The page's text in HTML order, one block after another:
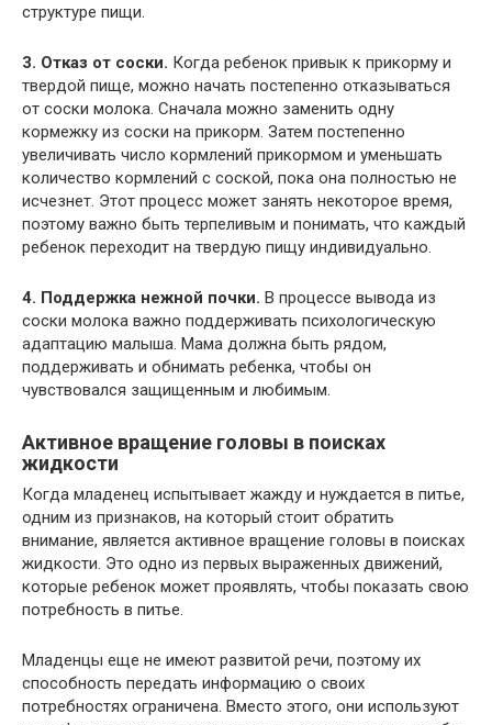
структуре пищи.
3. Отказ от соски. Когда ребенок привык к прикорму и
твердой пище, можно начать постепенно отказываться
от соски молока. Сначала можно заменить одну
кормежку из соски на прикорм. Затем постепенно
увеличивать число кормлений прикормом и уменьшать
количество кормлений с соской, пока она полностью не
исчезнет. Этот процесс может занять некоторое время,
поэтому важно быть терпеливым и понимать, что каждый
ребенок переходит на твердую пищу индивидуально.
4. Поддержка нежной почки. В процессе вывода из
соски молока важно поддерживать психологическую
адаптацию малыша. Мама должна быть рядом,
поддерживать и обнимать ребенка, чтобы он
чувствовался защищенным и любимым.
Активное вращение головы в поисках
жидкости
Когда младенец испытывает жажду и нуждается в питье,
одним из признаков, на который стоит обратить
внимание, является активное вращение головы в поисках
жидкости. Это одно из первых выраженных движений,
которые ребенок может проявлять, чтобы показать свою
потребность в питье.
Младенцы еще не имеют развитой речи, поэтому их
способность передать информацию о своих
потребностях ограничена. Вместо этого, они используют